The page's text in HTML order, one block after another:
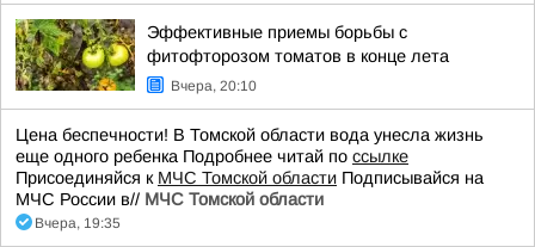
Эффективные приемы борьбы с
фитофторозом томатов в конце лета
Вчера, 20:10
Цена беспечности! В Томской области вода унесла жизнь
еще одного ребенка Подробнее читай по ссылке
Присоединяйся к МЧС Томской области Подписывайся на
МЧС России в// МЧС Томской области
Вчера, 19:35